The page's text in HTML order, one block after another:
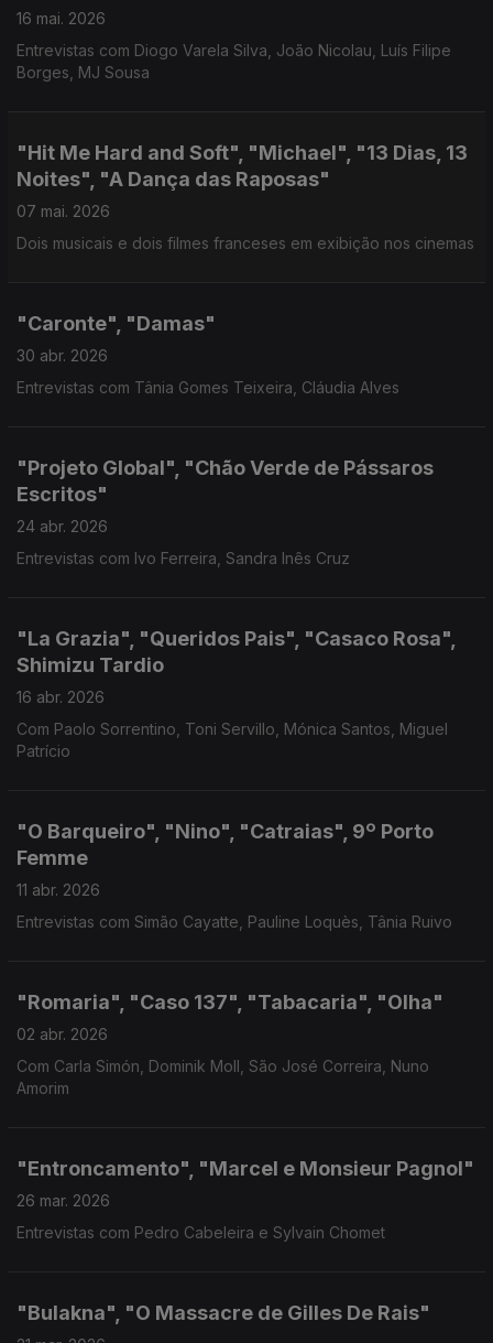
16 mai. 2026
Entrevistas com Diogo Varela Silva, João Nicolau, Luís Filipe
Borges, MJ Sousa
"Hit Me Hard and Soft", "Michael", "13 Dias, 13
Noites", "A Dança das Raposas"
07 mai. 2026
Dois musicais e dois filmes franceses em exibição nos cinemas
"Caronte", "Damas"
30 abr. 2026
Entrevistas com Tânia Gomes Teixeira, Cláudia Alves
"Projeto Global", "Chão Verde de Pássaros
Escritos"
24 abr. 2026
Entrevistas com Ivo Ferreira, Sandra Inês Cruz
"La Grazia", "Queridos Pais", "Casaco Rosa",
Shimizu Tardio
16 abr. 2026
Com Paolo Sorrentino, Toni Servillo, Mónica Santos, Miguel
Patrício
"O Barqueiro", "Nino", "Catraias", 9º Porto
Femme
11 abr. 2026
Entrevistas com Simão Cayatte, Pauline Loquès, Tânia Ruivo
"Romaria", "Caso 137", "Tabacaria", "Olha"
02 abr. 2026
Com Carla Simón, Dominik Moll, São José Correira, Nuno
Amorim
"Entroncamento", "Marcel e Monsieur Pagnol"
26 mar. 2026
Entrevistas com Pedro Cabeleira e Sylvain Chomet
"Bulakna", "O Massacre de Gilles De Rais"